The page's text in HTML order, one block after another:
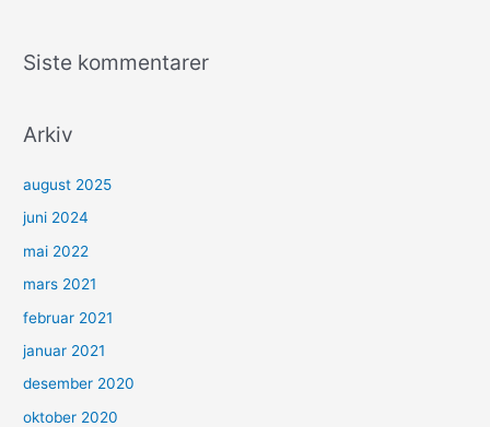
Siste kommentarer
Arkiv
august 2025
juni 2024
mai 2022
mars 2021
februar 2021
januar 2021
desember 2020
oktober 2020